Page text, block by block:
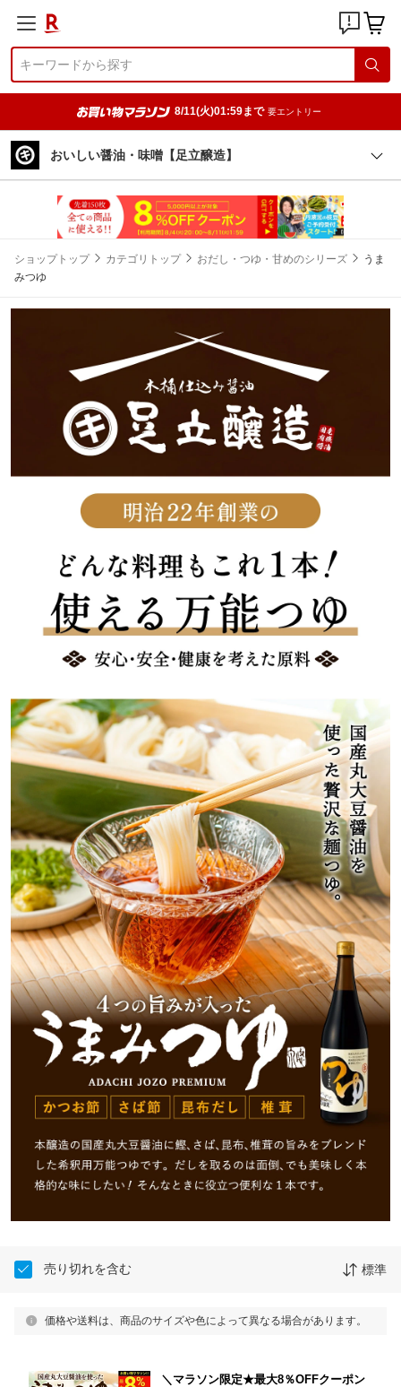
8/11(火)01:59まで 要エントリー
おいしい醤油・味噌【足立醸造】
ショップトップ カテゴリトップ おだし・つゆ・甘めのシリーズ
うま
みつゆ
売り切れを含む 標準
価格や送料は、商品のサイズや色によって異なる場合があります。
＼マラソン限定★最大8％OFFクーポン